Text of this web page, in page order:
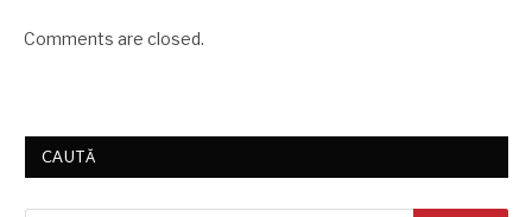
Comments are closed.
CAUTĂ